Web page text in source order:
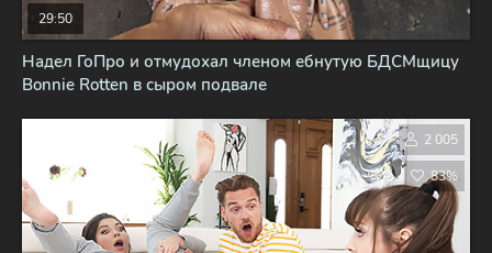
Надел ГоПро и отмудохал членом ебнутую БДСМщицу
Bonnie Rotten в сыром подвале
29:50
2 005
83%